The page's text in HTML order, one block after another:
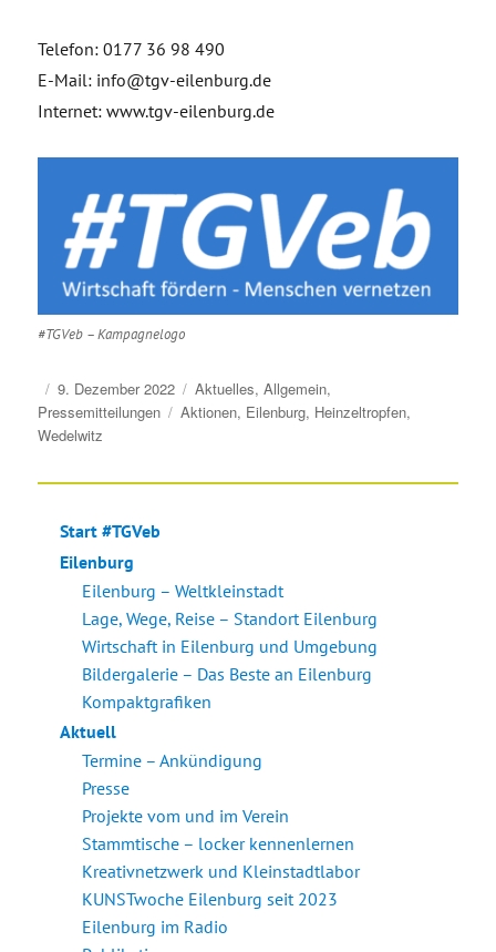
Telefon: 0177 36 98 490
E-Mail: info@tgv-eilenburg.de
Internet: www.tgv-eilenburg.de
#TGVeb – Kampagnelogo
Veröffentlicht
am
9. Dezember 2022 Kategorien
Aktuelles,Allgemein,
Pressemitteilungen
Schlagwörter
Aktionen, Eilenburg, Heinzeltropfen,
Wedelwitz
Start #TGVeb
Eilenburg
Eilenburg – Weltkleinstadt
Lage, Wege, Reise – Standort Eilenburg
Wirtschaft in Eilenburg und Umgebung
Bildergalerie – Das Beste an Eilenburg
Kompaktgrafiken
Aktuell
Termine – Ankündigung
Presse
Projekte vom und im Verein
Stammtische – locker kennenlernen
Kreativnetzwerk und Kleinstadtlabor
KUNSTwoche Eilenburg seit 2023
Eilenburg im Radio